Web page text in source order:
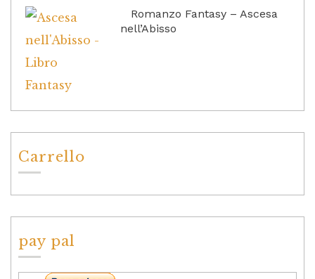
Romanzo Fantasy – Ascesa
nell’Abisso
Carrello
pay pal